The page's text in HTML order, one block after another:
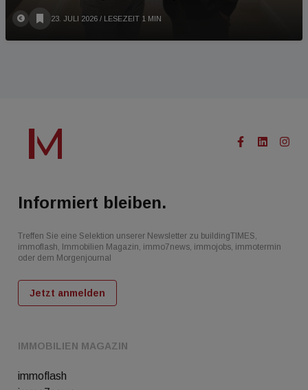
23. JULI 2026 / LESEZEIT 1 MIN
IMMOBILIEN MAGAZIN
immoflash
Informiert bleiben.
Treffen Sie eine Selektion unserer Newsletter zu buildingTIMES,
immoflash, Immobilien Magazin, immo7news, immojobs, immotermin
oder dem Morgenjournal
Jetzt anmelden